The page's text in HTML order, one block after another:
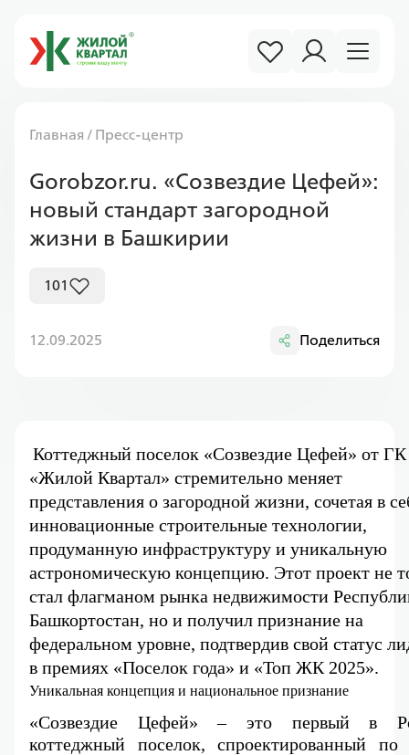
Главная / Пресс-центр
Gorobzor.ru. «Созвездие Цефей»:
новый стандарт загородной
жизни в Башкирии
101
12.09.2025 Поделиться
Коттеджный поселок «Созвездие Цефей» от ГК
«Жилой Квартал» стремительно меняет
представления о загородной жизни, сочетая в
инновационные строительные технологии,
продуманную инфраструктуру и уникальную
астрономическую концепцию. Этот проект не
стал флагманом рынка недвижимости
Башкортостан, но и получил признание на
федеральном уровне, подтвердив свой статус
в премиях «Поселок года» и «Топ ЖК 2025».
Уникальная концепция и национальное признание
«Созвездие Цефей» – это первый в
коттеджный поселок, спроектированный по